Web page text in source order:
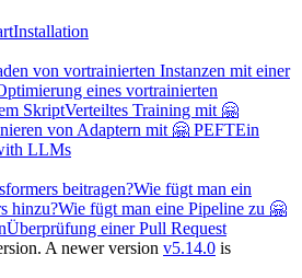
Installation
von vortrainierten Instanzen mit einer
eines vortrainierten
SkriptVerteiltes Training mit 🤗
von Adaptern mit 🤗 PEFTEin
LLMs
beitragen?Wie fügt man ein
hinzu?Wie fügt man eine Pipeline zu 🤗
Überprüfung einer Pull Request
A newer version v5.14.0 is